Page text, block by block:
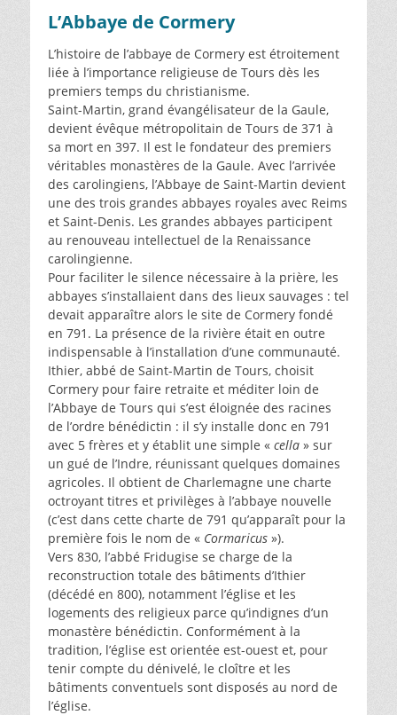
L’Abbaye de Cormery
L’histoire de l’abbaye de Cormery est étroitement
liée à l’importance religieuse de Tours dès les
premiers temps du christianisme.
Saint-Martin, grand évangélisateur de la Gaule,
devient évêque métropolitain de Tours de 371 à
sa mort en 397. Il est le fondateur des premiers
véritables monastères de la Gaule. Avec l’arrivée
des carolingiens, l’Abbaye de Saint-Martin devient
une des trois grandes abbayes royales avec Reims
et Saint-Denis. Les grandes abbayes participent
au renouveau intellectuel de la Renaissance
carolingienne.
Pour faciliter le silence nécessaire à la prière, les
abbayes s’installaient dans des lieux sauvages : tel
devait apparaître alors le site de Cormery fondé
en 791. La présence de la rivière était en outre
indispensable à l’installation d’une communauté.
Ithier, abbé de Saint-Martin de Tours, choisit
Cormery pour faire retraite et méditer loin de
l’Abbaye de Tours qui s’est éloignée des racines
de l’ordre bénédictin : il s’y installe donc en 791
avec 5 frères et y établit une simple « cella » sur
un gué de l’Indre, réunissant quelques domaines
agricoles. Il obtient de Charlemagne une charte
octroyant titres et privilèges à l’abbaye nouvelle
(c’est dans cette charte de 791 qu’apparaît pour la
première fois le nom de « Cormaricus »).
Vers 830, l’abbé Fridugise se charge de la
reconstruction totale des bâtiments d’Ithier
(décédé en 800), notamment l’église et les
logements des religieux parce qu’indignes d’un
monastère bénédictin. Conformément à la
tradition, l’église est orientée est-ouest et, pour
tenir compte du dénivelé, le cloître et les
bâtiments conventuels sont disposés au nord de
l’église.